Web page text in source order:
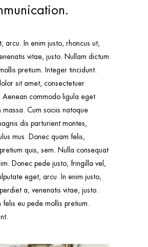
arcu. In enim justo, rhoncus ut,
vitae, justo. Nullam dictum
pretium. Integer tincidunt.
sit amet, consectetuer
Aenean commodo ligula eget
Cum sociis natoque
dis parturient montes,
mus. Donec quam felis,
quis, sem. Nulla consequat
Donec pede justo, fringilla vel,
eget, arcu. In enim justo,
a, venenatis vitae, justo.
felis eu pede mollis pretium.